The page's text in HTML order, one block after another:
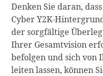
Denken Sie daran,
Cyber Y2K-
der sorgfältige
Ihrer Gesamtvision
befolgen und sich
leiten lassen, können